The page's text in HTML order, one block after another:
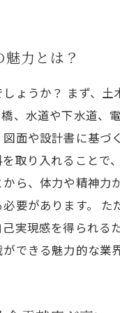
力とは？
ょうか？ まず、
、水道や下水道、
面や設計書に基
取り入れることで
ら、体力や精神力
要があります。
実現感を得られる
できる魅力的な業